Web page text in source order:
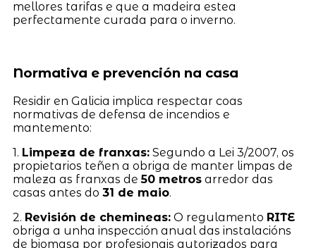
mellores tarifas e que a madeira estea
perfectamente curada para o inverno.
Normativa e prevención na casa
Residir en Galicia implica respectar coas
normativas de defensa de incendios e
mantemento:
1. Limpeza de franxas:Segundo a Lei 3/2007, os
propietarios teñen a obriga de manter limpas de
maleza as franxas de50 metrosarredor das
casas antes do 31 de maio.
2. Revisión de chemineas:O regulamento RITE
obriga a unha inspección anual das instalacións
de biomasa por profesionais autorizados para